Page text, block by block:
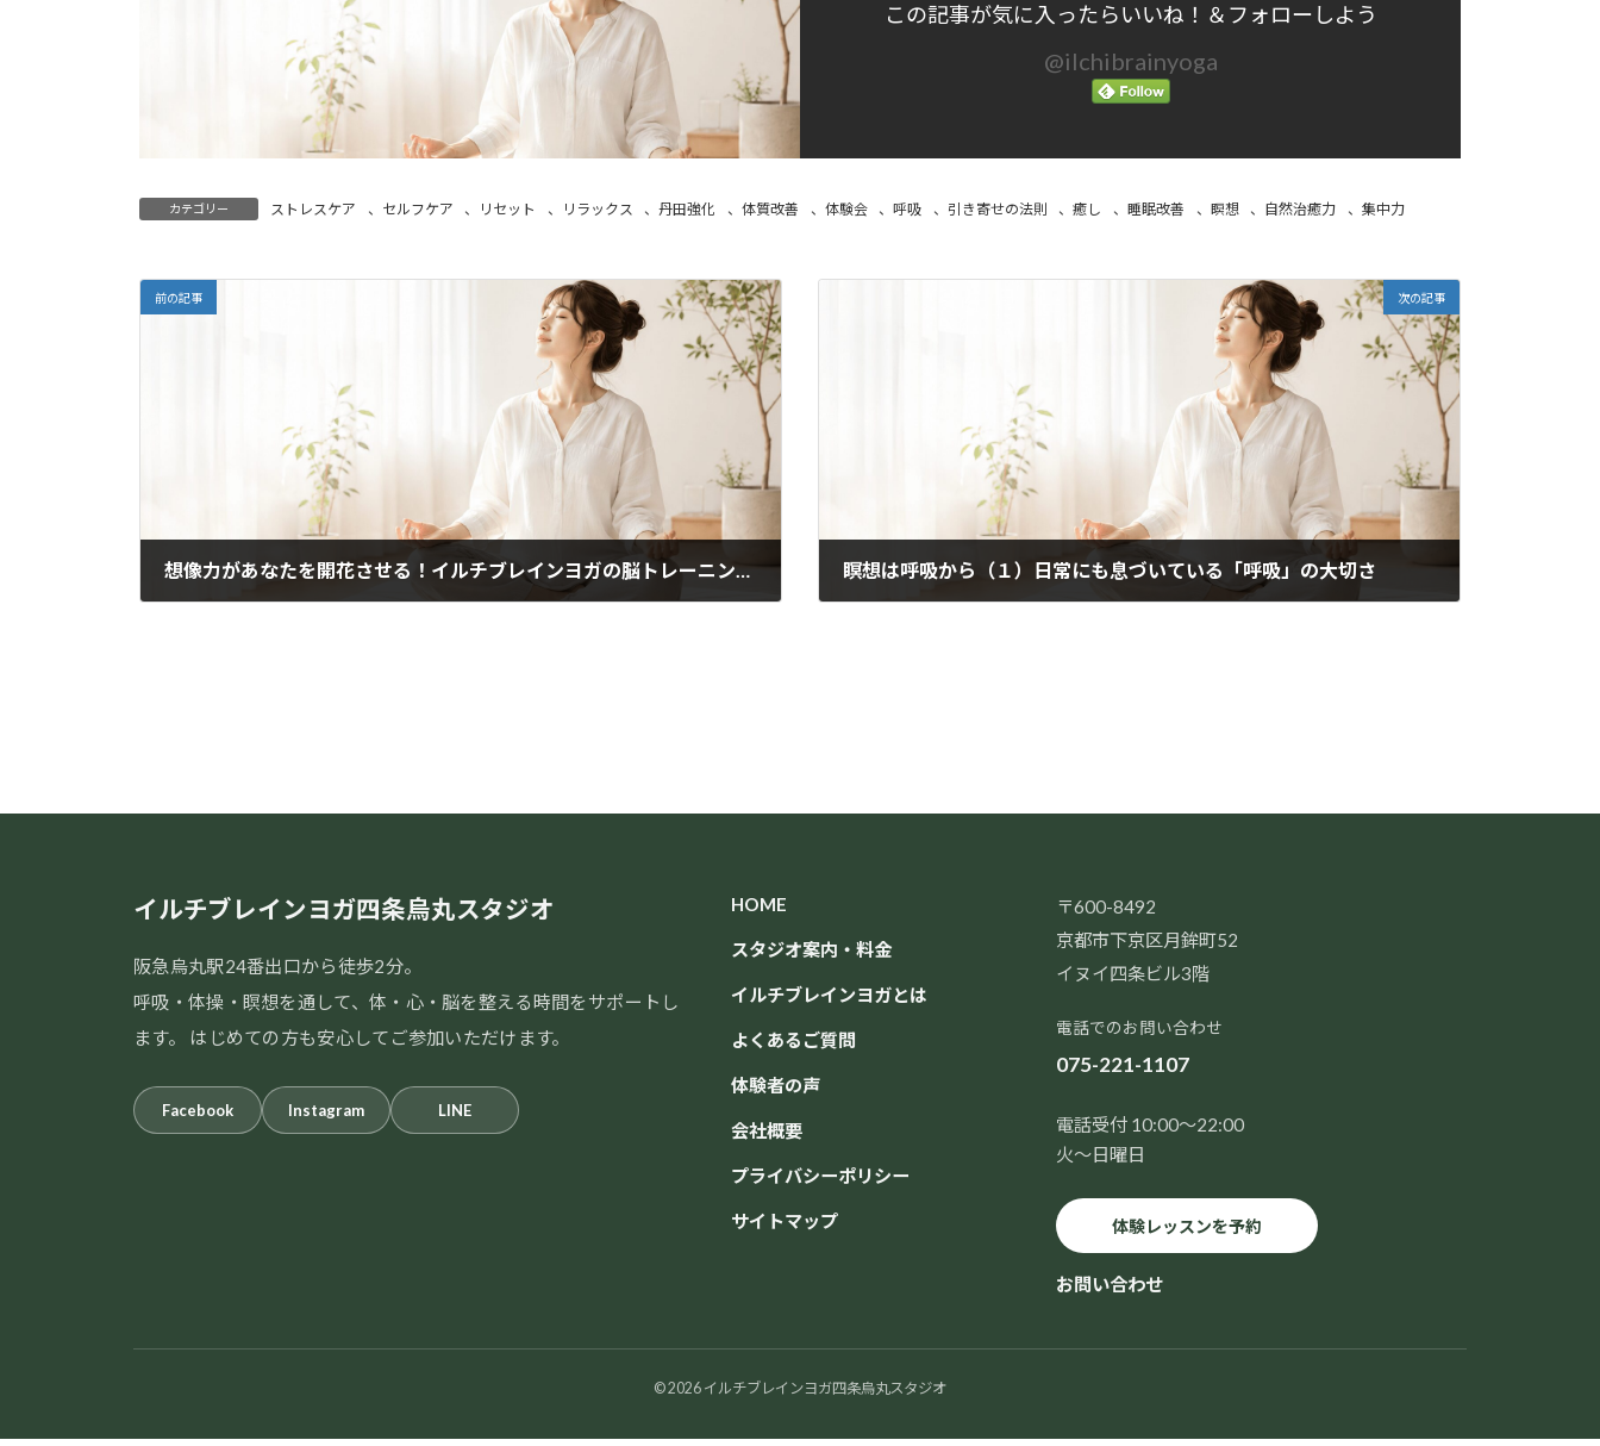
この記事が気に入ったらいいね！＆フォローしよう
@ilchibrainyoga
カテゴリー ストレスケア 、 セルフケア 、 リセット 、 リラックス 、丹田強化 、 体質改善 、 体験会 、呼吸 、 引き寄せの法則 、癒し 、 睡眠改善 、 瞑想 、 自然治癒力 、 集中力
前の記事
想像力があなたを開花させる！イルチブレインヨガの脳トレーニング「無限大歩き」
次の記事
瞑想は呼吸から（１）日常にも息づいている「呼吸」の大切さ
イルチブレインヨガ四条烏丸スタジオ
阪急烏丸駅24番出口から徒歩2分。
呼吸・体操・瞑想を通して、体・心・脳を整える時間をサポートし
ます。 はじめての方も安心してご参加いただけます。
Facebook Instagram LINE
HOME
スタジオ案内・料金
イルチブレインヨガとは
よくあるご質問
体験者の声
会社概要
プライバシーポリシー
サイトマップ
〒600-8492
京都市下京区月鉾町52
イヌイ四条ビル3階
電話でのお問い合わせ
075-221-1107
電話受付 10:00～22:00
火～日曜日
体験レッスンを予約
お問い合わせ
© 2026 イルチブレインヨガ四条烏丸スタジオ